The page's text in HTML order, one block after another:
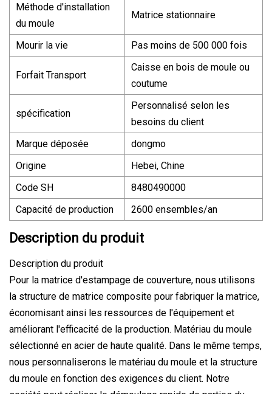
Méthode d'installation
du moule
Matrice stationnaire
Mourir la vie Pas moins de 500 000 fois
Forfait Transport
Caisse en bois de moule ou
coutume
spécification
Personnalisé selon les
besoins du client
Marque déposée
dongmo
Origine
Hebei, Chine
Code SH
8480490000
Capacité de production
2600 ensembles/an
Description du produit
Description du produit
Pour la matrice d'estampage de couverture, nous utilisons
la structure de matrice composite pour fabriquer la matrice,
économisant ainsi les ressources de l'équipement et
améliorant l'efficacité de la production. Matériau du moule
sélectionné en acier de haute qualité. Dans le même temps,
nous personnaliserons le matériau du moule et la structure
du moule en fonction des exigences du client. Notre